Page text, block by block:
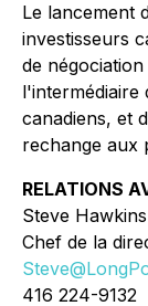
Le lancement
investisseurs
de
l'intermédiaire
canadiens, et
rechange aux
RELATIONS
Steve Hawkins
Chef de la
416 224-9132